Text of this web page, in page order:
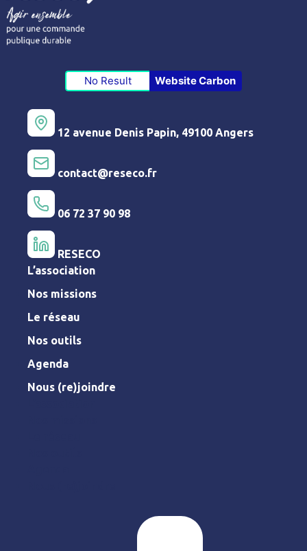
No Result Website Carbon
12 avenue Denis Papin, 49100 Angers
contact@reseco.fr
06 72 37 90 98
RESECO
L’association
Nos missions
Le réseau
Nos outils
Agenda
Nous (re)joindre